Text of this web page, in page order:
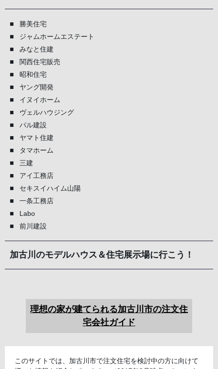
勝美住宅
ジャムホームエステート
みなと住建
関西住宅販売
昭和住宅
ヤング開発
イヌイホーム
ヴェルハウジング
パル建設
ヤマト住建
タマホーム
三建
アイ工務店
セキスイハイム山陽
一条工務店
Labo
前川建設
加古川のモデルハウス＆住宅展示場に行こう！
理想の家が建てられる加古川市の注文住
宅会社ガイド
このサイトでは、加古川市で注文住宅を検討中の方に向けて